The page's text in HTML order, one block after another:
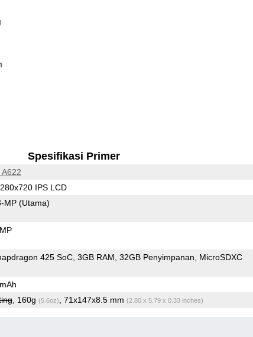
Spesifikasi Primer
IPS LCD
MP (Utama)
425 SoC 3GB RAM 32GB Penyimpanan MicroSDXC
, 160g (5.6oz) , 71x147x8.5 mm (2.80 x 5.79 x 0.33 inches)